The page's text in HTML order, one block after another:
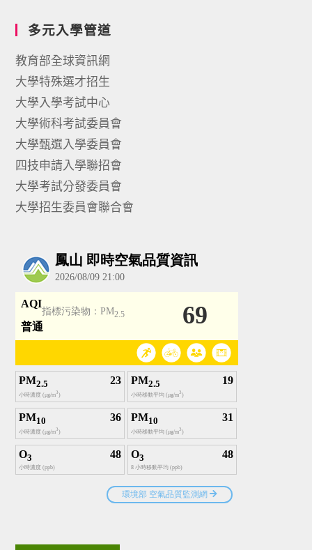
多元入學管道
教育部全球資訊網
大學特殊選才招生
大學入學考試中心
大學術科考試委員會
大學甄選入學委員會
四技申請入學聯招會
大學考試分發委員會
大學招生委員會聯合會